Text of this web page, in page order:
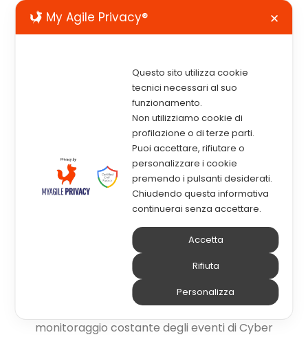
Blocca le minacce sul
nascere
ESOC sarà la tua torre di controllo7 giorni su 7
che previene, analizza e gestisce gli attacchi
informatici in tempo reale.
Con l’acronimo SOC,Security Operation Center
si indica un centro operativo dedicato al
monitoraggio costante degli eventi di Cyber
My Agile Privacy® ✕
Questo sito utilizza cookie
tecnici necessari al suo
funzionamento.
Non utilizziamo cookie di
profilazione o di terze parti.
Puoi accettare, rifiutare o
personalizzare i cookie
premendo i pulsanti desiderati.
Chiudendo questa informativa
continuerai senza accettare.
Accetta
Rifiuta
Personalizza